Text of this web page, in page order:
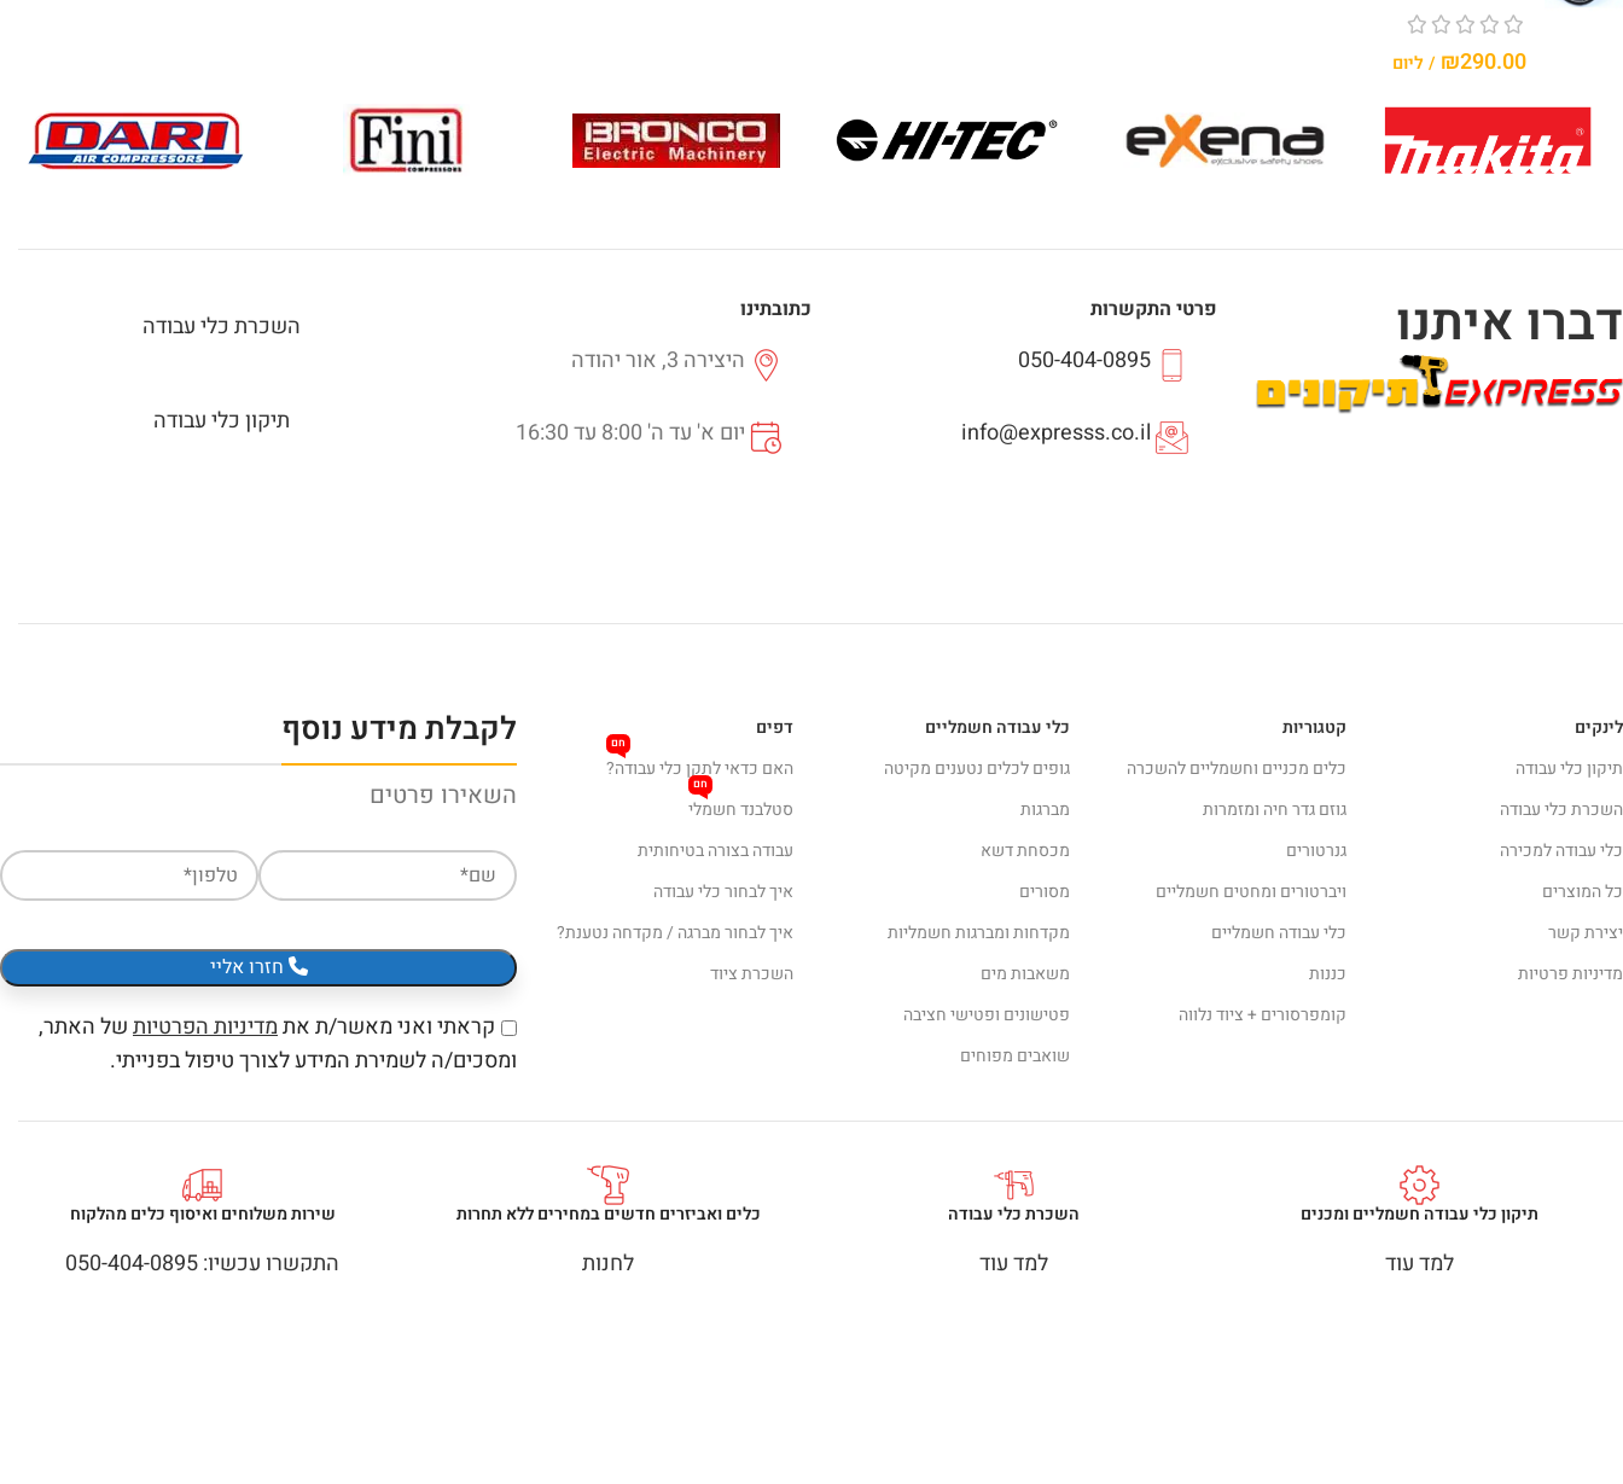
₪290.00 / ליום
דברו איתנו פרטי התקשרות
050-404-0895
info@expresss.co.il
כתובתינו
היצירה 3, אור יהודה
יום א' עד ה' 8:00 עד 16:30
השכרת כלי עבודה
תיקון כלי עבודה
לקבלת מידע נוסף
השאירו פרטים
חזרו אליי
קראתי ואני מאשר/ת אתמדיניות הפרטיותשל האתר,
ומסכים/ה לשמירת המידע לצורך טיפול בפנייתי.
דפים
האם כדאי לתקן כלי עבודה?
חם
סטלבנד חשמלי
חם
עבודה בצורה בטיחותית
איך לבחור כלי עבודה
איך לבחור מברגה / מקדחה נטענת?
השכרת ציוד
כלי עבודה חשמליים
גופים לכלים נטענים מקיטה
מברגות
מכסחת דשא
מסורים
מקדחות ומברגות חשמליות
משאבות מים
פטישונים ופטישי חציבה
שואבים מפוחים
קטגוריות
כלים מכניים וחשמליים להשכרה
גוזם גדר חיה ומזמרות
גנרטורים
ויברטורים ומחטים חשמליים
כלי עבודה חשמליים
כננות
קומפרסורים + ציוד נלווה
לינקים
תיקון כלי עבודה
השכרת כלי עבודה
כלי עבודה למכירה
כל המוצרים
יצירת קשר
מדיניות פרטיות
שירות משלוחים ואיסוף כלים מהלקוח
התקשרו עכשיו: 050-404-0895
כלים ואביזרים חדשים במחירים ללא תחרות
לחנות
השכרת כלי עבודה
למד עוד
תיקון כלי עבודה חשמליים ומכנים
למד עוד